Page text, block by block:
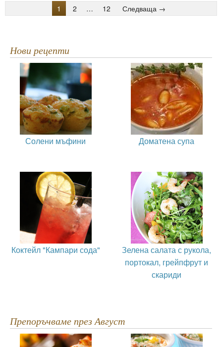
1 2 … 12 Следваща →
Нови рецепти
Солени мъфини Доматена супа
Коктейл "Кампари сода"
Зелена салата с рукола,
портокал, грейпфрут и
скариди
Препоръчваме през Август